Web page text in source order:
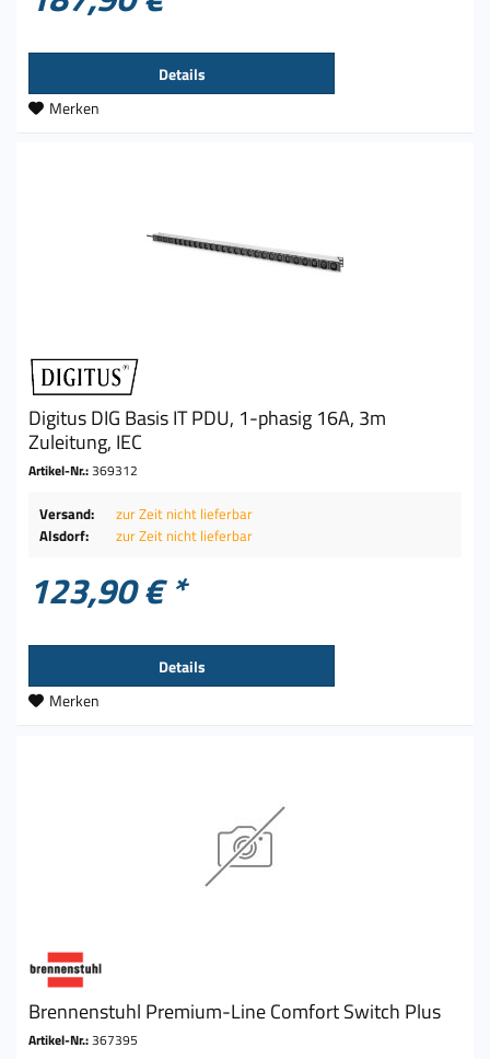
Details
Merken
Digitus DIG Basis IT PDU, 1-phasig 16A, 3m
Zuleitung, IEC
Artikel-Nr.:369312
Versand:
zur Zeit nicht lieferbar
Alsdorf:
zur Zeit nicht lieferbar
123,90 € *
Details
Merken
Brennenstuhl Premium-Line Comfort Switch Plus
Artikel-Nr.:367395